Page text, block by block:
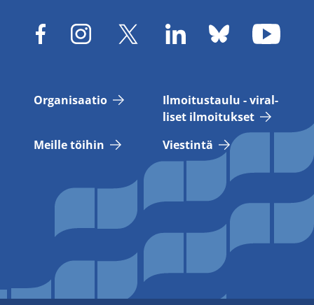
Or­ga­ni­saa­tio
Il­moi­tus­tau­lu - vi­ral­
li­set il­moi­tuk­set
Meil­le töi­hin
Vies­tin­tä